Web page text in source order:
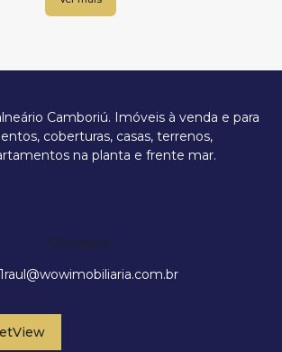
Camboriú. Imóveis à venda e para
coberturas, casas, terrenos,
na planta e frente mar.
Contato
raul@wowimobiliaria.com.br